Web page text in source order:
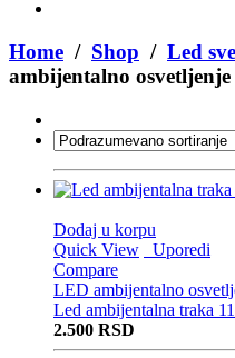
Home / Shop / Led
ambijentalno osvetljenje
Dodaj u korpu
Quick View
Uporedi
Compare
LED ambijentalno
Led ambijentalna traka
2.500 RSD